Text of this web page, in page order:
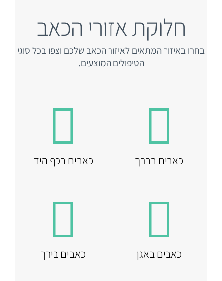
חלוקת אזורי הכאב
בחרו באיזור המתאים לאיזור הכאב שלכם וצפו בכל סוגי
הטיפולים המוצעים.
כאבים בברך כאבים בכף היד
כאבים באגן כאבים בירך